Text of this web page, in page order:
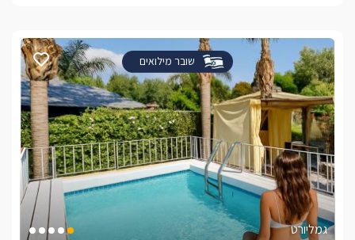
שובר מילואים
גמליורט